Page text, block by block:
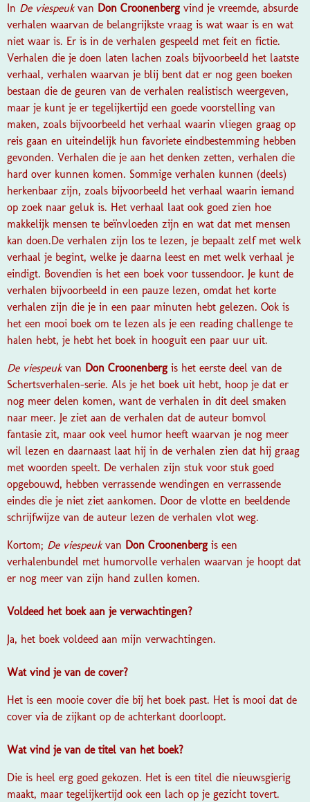
In De viespeuk van Don Croonenberg vind je vreemde, absurde
verhalen waarvan de belangrijkste vraag is wat waar is en wat
niet waar is. Er is in de verhalen gespeeld met feit en fictie.
Verhalen die je doen laten lachen zoals bijvoorbeeld het laatste
verhaal, verhalen waarvan je blij bent dat er nog geen boeken
bestaan die de geuren van de verhalen realistisch weergeven,
maar je kunt je er tegelijkertijd een goede voorstelling van
maken, zoals bijvoorbeeld het verhaal waarin vliegen graag op
reis gaan en uiteindelijk hun favoriete eindbestemming hebben
gevonden. Verhalen die je aan het denken zetten, verhalen die
hard over kunnen komen. Sommige verhalen kunnen (deels)
herkenbaar zijn, zoals bijvoorbeeld het verhaal waarin iemand
op zoek naar geluk is. Het verhaal laat ook goed zien hoe
makkelijk mensen te beïnvloeden zijn en wat dat met mensen
kan doen.De verhalen zijn los te lezen, je bepaalt zelf met welk
verhaal je begint, welke je daarna leest en met welk verhaal je
eindigt. Bovendien is het een boek voor tussendoor. Je kunt de
verhalen bijvoorbeeld in een pauze lezen, omdat het korte
verhalen zijn die je in een paar minuten hebt gelezen. Ook is
het een mooi boek om te lezen als je een reading challenge te
halen hebt, je hebt het boek in hooguit een paar uur uit.
De viespeukvan Don Croonenberg is het eerste deel van de
Schertsverhalen-serie. Als je het boek uit hebt, hoop je dat er
nog meer delen komen, want de verhalen in dit deel smaken
naar meer. Je ziet aan de verhalen dat de auteur bomvol
fantasie zit, maar ook veel humor heeft waarvan je nog meer
wil lezen en daarnaast laat hij in de verhalen zien dat hij graag
met woorden speelt. De verhalen zijn stuk voor stuk goed
opgebouwd, hebben verrassende wendingen en verrassende
eindes die je niet ziet aankomen. Door de vlotte en beeldende
schrijfwijze van de auteur lezen de verhalen vlot weg.
Kortom; De viespeukvan Don Croonenberg is een
verhalenbundel met humorvolle verhalen waarvan je hoopt dat
er nog meer van zijn hand zullen komen.
Voldeed het boek aan je verwachtingen?
Ja, het boek voldeed aan mijn verwachtingen.
Wat vind je van de cover?
Het is een mooie cover die bij het boek past. Het is mooi dat de
cover via de zijkant op de achterkant doorloopt.
Wat vind je van de titel van het boek?
Die is heel erg goed gekozen. Het is een titel die nieuwsgierig
maakt, maar tegelijkertijd ook een lach op je gezicht tovert.